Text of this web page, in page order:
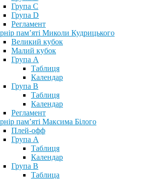
Група С
Група D
Регламент
пам’яті Миколи Кудрицького
Великий кубок
Малий кубок
Група А
Таблиця
Календар
Група В
Таблиця
Календар
Регламент
пам’яті Максима Білого
Плей-офф
Група А
Таблиця
Календар
Група В
Таблица